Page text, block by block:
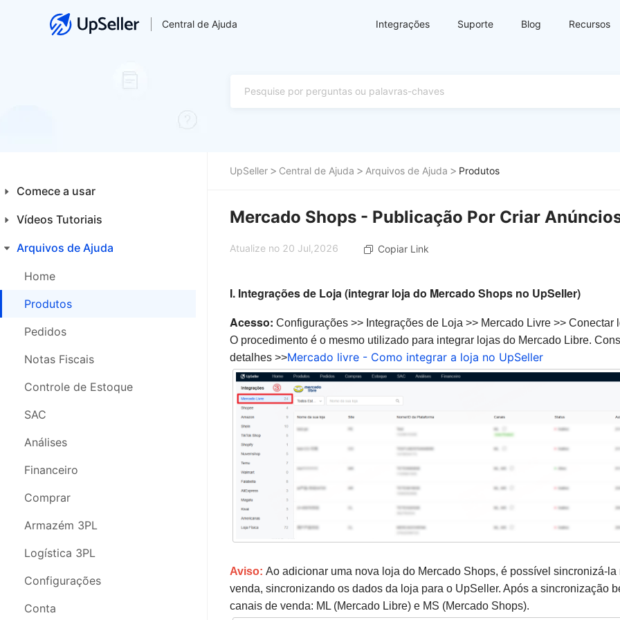
Central de Ajuda Integrações Suporte Blog Recursos
Comece a usar
Introdução aos Iniciantes
Plataformas
Primeiros Passos
Vídeos Tutoriais
Financeiro
Integrações
Produtos
Pedidos
Nota Fiscal
Estoque
Análises
SAC
Compras
Configurações
Segurança da Conta
Webinars
Arquivos de Ajuda
Home
Produtos
Pedidos
Notas Fiscais
Controle de Estoque
SAC
Análises
Financeiro
Comprar
Armazém 3PL
Logística 3PL
Configurações
Conta
UpSeller Central de Ajuda Arquivos de Ajuda Produtos
Mercado Shops - Publicação Por Criar
Atualize no 20 Jul,2026 Copiar Link
I. Integrações de Loja (integrar loja do Mercado Shops no UpSeller)
Acesso: Configurações >> Integrações de Loja >> Mercado Livre >> Conectar
O procedimento é o mesmo utilizado para integrar lojas do Mercado Libre.
detalhes >>Mercado livre - Como integrar a loja no UpSeller
Aviso: Ao adicionar uma nova loja do Mercado Shops, é possível sincronizá-
venda, sincronizando os dados da loja para o UpSeller. Após a sincronização
canais de venda: ML (Mercado Libre) e MS (Mercado Shops).